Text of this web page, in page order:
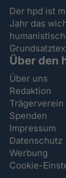
Der hpd ist
Jahr das
Über den
Über uns
Redaktion
Trägerverein
Spenden
Impressum
Datenschutz
Werbung
Cookie-